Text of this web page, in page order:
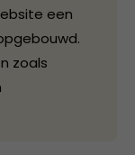
een
zoals